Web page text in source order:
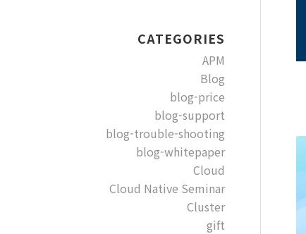
CATEGORIES
APM
Blog
blog-price
blog-support
blog-trouble-shooting
blog-whitepaper
Cloud
Cloud Native Seminar
Cluster
gift